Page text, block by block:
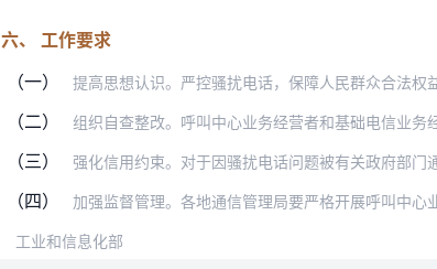
六、 工作要求
（一）
提高思想认识。严控骚扰电话，保障人民群众合法权益是践行以
（二） 组织自查整改。呼叫中心业务经营者和基础电信业务经营者要
（三） 强化信用约束。对于因骚扰电话问题被有关政府部门通报、约谈
（四）
加强监督管理。各地通信管理局要严格开展呼叫中心业务经营许
工业和信息化部